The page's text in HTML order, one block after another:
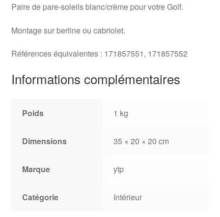
Paire de pare-soleils blanc/crème pour votre Golf.
Montage sur berline ou cabriolet.
Références équivalentes : 171857551, 171857552
Informations complémentaires
Poids 1 kg
Dimensions 35 × 20 × 20 cm
Marque ytp
Catégorie Intérieur